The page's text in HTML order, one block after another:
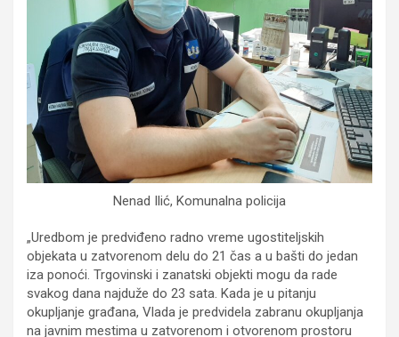
Nenad Ilić, Komunalna policija
„Uredbom je predviđeno radno vreme ugostiteljskih
objekata u zatvorenom delu do 21 čas a u bašti do jedan
iza ponoći. Trgovinski i zanatski objekti mogu da rade
svakog dana najduže do 23 sata. Kada je u pitanju
okupljanje građana, Vlada je predvidela zabranu okupljanja
na javnim mestima u zatvorenom i otvorenom prostoru